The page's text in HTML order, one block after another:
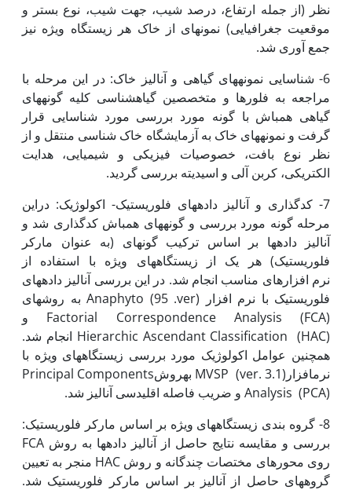
نظر (از جمله ارتفاع، درصد شیب، جهت شیب، نوع بستر و
موقعیت جغرافیایی) نمونه­ای از خاک هر زیستگاه ویژه نیز
جمع آوری شد.
6- شناسایی نمونه­های گیاهی و آنالیز خاک: در این مرحله با
مراجعه به فلورها و متخصصین گیاه­شناسی کلیه گونه­های
گیاهی همباش با گونه مورد بررسی مورد شناسایی قرار
گرفت و نمونه­های خاک به آزمایشگاه خاک شناسی منتقل و از
نظر نوع بافت، خصوصیات فیزیکی و شیمیایی، هدایت
الکتریکی، کربن آلی و اسیدیته بررسی گردید.
7- کدگذاری و آنالیز داده­های فلوریستیک- اکولوژیک: دراین
مرحله گونه مورد بررسی و گونه­های همباش کدگذاری شد و
آنالیز داده­ها بر اساس ترکیب گونه­ای (به عنوان مارکر
فلوریستیک) هر یک از زیستگاه­های ویژه با استفاده از
نرم افزارهای مناسب انجام شد. در این بررسی آنالیز داده­های
فلوریستیک با نرم افزار Anaphyto (95 .ver) به روش­های
Factorial Correspondence Analysis (FCA) و
Hierarchic Ascendant Classification (HAC) انجام شد.
همچنین عوامل اکولوژیک مورد بررسی زیستگاه­های ویژه با
نرم­افزارMVSP (ver. 3.1) به­روشPrincipal Components
Analysis (PCA) و ضریب فاصله اقلیدسی آنالیز شد.
8- گروه بندی زیستگاه­های ویژه بر اساس مارکر فلوریستیک:
بررسی و مقایسه نتایج حاصل از آنالیز داده­ها به روش FCA
روی محورهای مختصات چندگانه و روش HAC منجر به تعیین
گروه­های حاصل از آنالیز بر اساس مارکر فلوریستیک شد.